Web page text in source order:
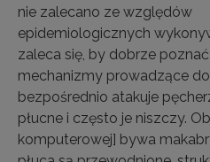
nie zalecano ze względów
epidemiologicznych
zaleca się, by dobrze poznać
mechanizmy prowadzące
bezpośrednio atakuje
płucne i często je niszczy.
komputerowej] bywa